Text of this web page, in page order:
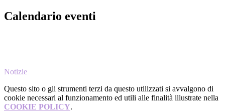
Calendario eventi
Notizie
Questo sito o gli strumenti terzi da questo utilizzati si avvalgono di
cookie necessari al funzionamento ed utili alle finalità illustrate nella
COOKIE POLICY.